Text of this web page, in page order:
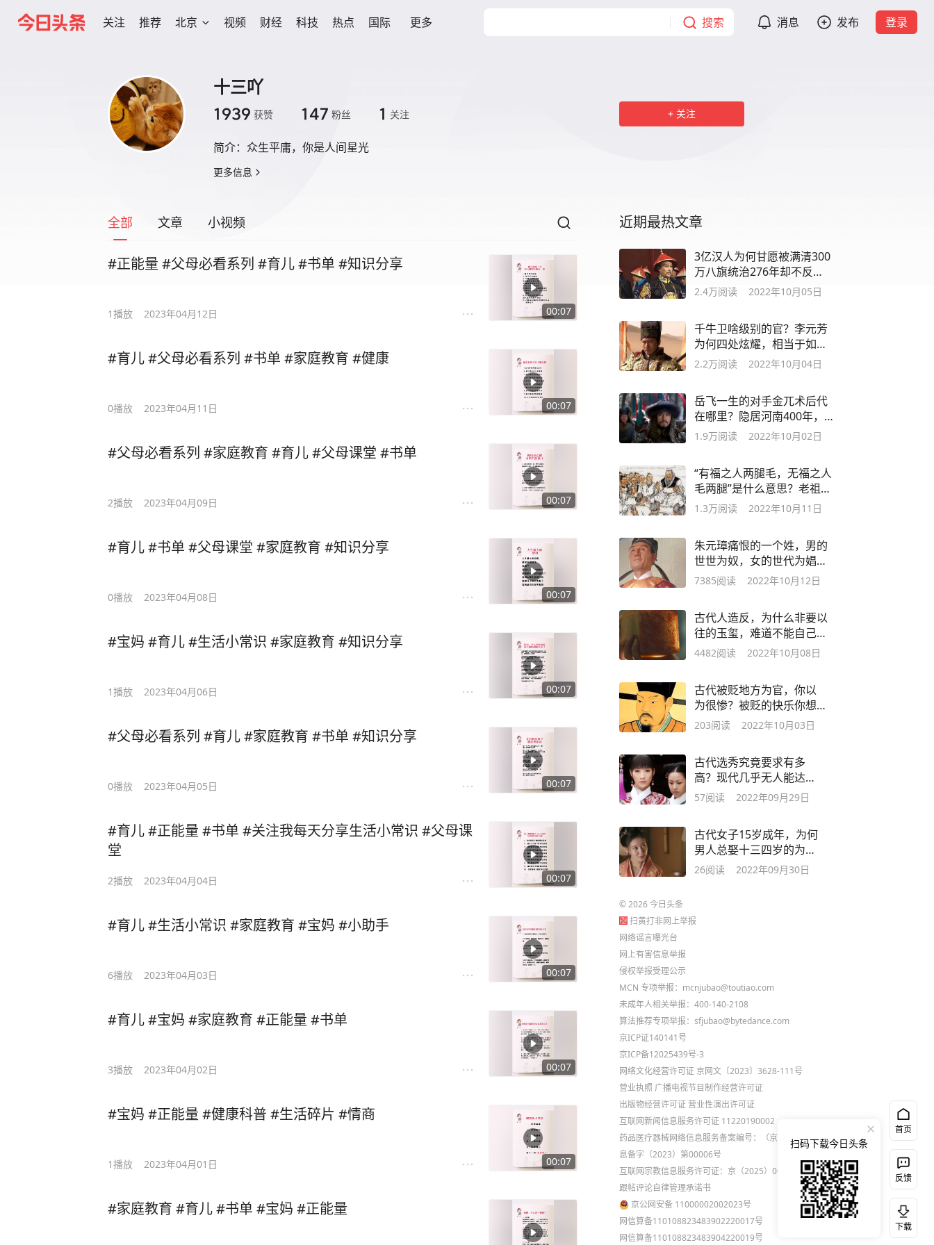
关注 推荐 北京 视频 财经 科技 热点 国际 更多 搜索 消息 发布 登录
十三吖
1939 获赞 147 粉丝 1 关注
简介： 众生平庸，你是人间星光
更多信息
关注
全部 文章 小视频
00:07
#正能量 #父母必看系列 #育儿 #书单 #知识分享
1播放 2023年04月12日
00:07
#育儿 #父母必看系列 #书单 #家庭教育 #健康
0播放 2023年04月11日
00:07
#父母必看系列 #家庭教育 #育儿 #父母课堂 #书单
2播放 2023年04月09日
00:07
#育儿 #书单 #父母课堂 #家庭教育 #知识分享
0播放 2023年04月08日
00:07
#宝妈 #育儿 #生活小常识 #家庭教育 #知识分享
1播放 2023年04月06日
00:07
#父母必看系列 #育儿 #家庭教育 #书单 #知识分享
0播放 2023年04月05日
00:07
#育儿 #正能量 #书单 #关注我每天分享生活小常识 #父母课
堂
2播放 2023年04月04日
00:07
#育儿 #生活小常识 #家庭教育 #宝妈 #小助手
6播放 2023年04月03日
00:07
#育儿 #宝妈 #家庭教育 #正能量 #书单
3播放 2023年04月02日
00:07
#宝妈 #正能量 #健康科普 #生活碎片 #情商
1播放 2023年04月01日
#家庭教育 #育儿 #书单 #宝妈 #正能量
近期最热文章
3亿汉人为何甘愿被满清300
万八旗统治276年却不反
抗？有四个理由
2.4万阅读 2022年10月05日
千牛卫啥级别的官？李元芳
为何四处炫耀，相当于如今
的什么职位？
2.2万阅读 2022年10月04日
岳飞一生的对手金兀术后代
在哪里？隐居河南400年，
仍拒绝谈岳飞
1.9万阅读 2022年10月02日
“有福之人两腿毛，无福之人
毛两腿”是什么意思？老祖宗
的观人术
1.3万阅读 2022年10月11日
朱元璋痛恨的一个姓，男的
世世为奴，女的世代为娼，
后人不许改姓
7385阅读 2022年10月12日
古代人造反，为什么非要以
往的玉玺，难道不能自己重
新做一个吗？
4482阅读 2022年10月08日
古代被贬地方为官，你以
为很惨？被贬的快乐你想
象不到
203阅读 2022年10月03日
古代选秀究竟要求有多
高？现代几乎无人能达
标，你能闯到第几关
57阅读 2022年09月29日
古代女子15岁成年，为何
男人总娶十三四岁的为
妻？原来有“猫腻”
26阅读 2022年09月30日
©2026今日头条
扫黄打非网上举报
网络谣言曝光台
网上有害信息举报
侵权举报受理公示
MCN 专项举报：mcnjubao@toutiao.com
未成年人相关举报：400-140-2108
算法推荐专项举报：sfjubao@bytedance.com
京ICP证140141号
京ICP备12025439号-3
网络文化经营许可证 京网文〔2023〕3628-111号
营业执照 广播电视节目制作经营许可证
出版物经营许可证 营业性演出许可证
互联网新闻信息服务许可证 11220190002
药品医疗器械网络信息服务备案编号：（京）网药械信
息备字（2023）第00006号
互联网宗教信息服务许可证：京（2025）0000021
跟帖评论自律管理承诺书
京公网安备 11000002002023号
网信算备110108823483902220017号
网信算备110108823483904220019号
首页
反馈
下载
扫码下载今日头条